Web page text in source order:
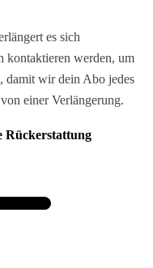
es sich
kontaktieren werden, um
damit wir dein Abo jedes
einer Verlängerung.
Rückerstattung